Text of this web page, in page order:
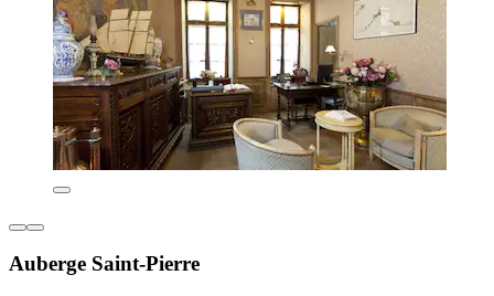
Auberge Saint-Pierre